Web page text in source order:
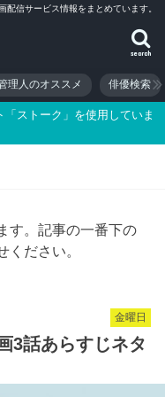
信サービス情報をまとめています。
search
理人のオススメ 俳優検索
ストーク」を使用していま
す。記事の一番下の
ください。
金曜日
3話あらすじネタ